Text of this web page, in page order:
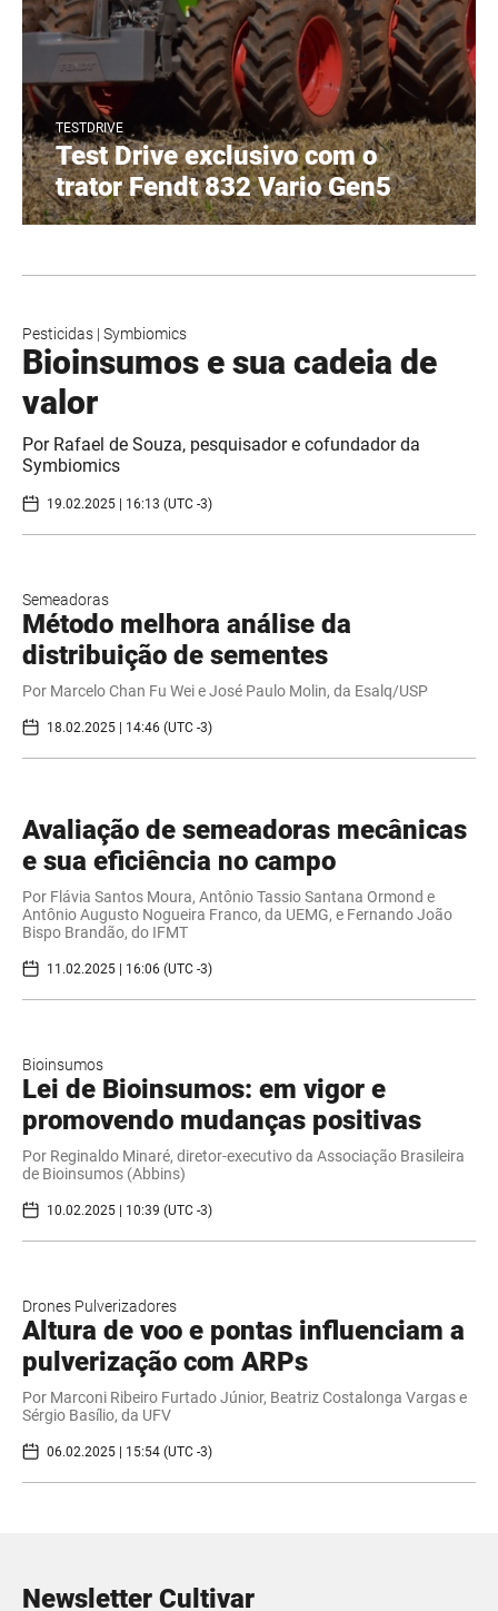
TESTDRIVE
Test Drive exclusivo com o
trator Fendt 832 Vario Gen5
Pesticidas | Symbiomics
Bioinsumos e sua cadeia de
valor
Por Rafael de Souza, pesquisador e cofundador da
Symbiomics
19.02.2025 | 16:13 (UTC -3)
Semeadoras
Método melhora análise da
distribuição de sementes
Por Marcelo Chan Fu Wei e José Paulo Molin, da Esalq/USP
18.02.2025 | 14:46 (UTC -3)
Avaliação de semeadoras mecânicas
e sua eficiência no campo
Por Flávia Santos Moura, Antônio Tassio Santana Ormond e
Antônio Augusto Nogueira Franco, da UEMG, e Fernando João
Bispo Brandão, do IFMT
11.02.2025 | 16:06 (UTC -3)
Bioinsumos
Lei de Bioinsumos: em vigor e
promovendo mudanças positivas
Por Reginaldo Minaré, diretor-executivo da Associação Brasileira
de Bioinsumos (Abbins)
10.02.2025 | 10:39 (UTC -3)
Drones Pulverizadores
Altura de voo e pontas influenciam a
pulverização com ARPs
Por Marconi Ribeiro Furtado Júnior, Beatriz Costalonga Vargas e
Sérgio Basílio, da UFV
06.02.2025 | 15:54 (UTC -3)
Newsletter Cultivar